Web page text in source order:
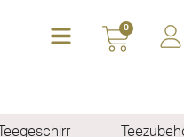
0
Teegeschirr